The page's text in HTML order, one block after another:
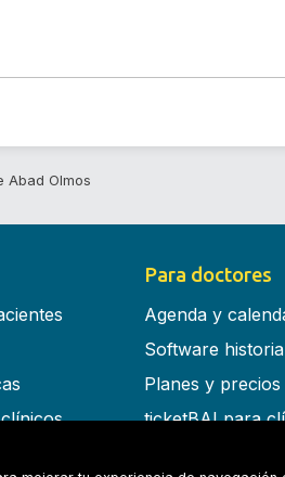
Abad Olmos
Para doctores
Agenda y
Software
Planes y precios
ticketBAI para